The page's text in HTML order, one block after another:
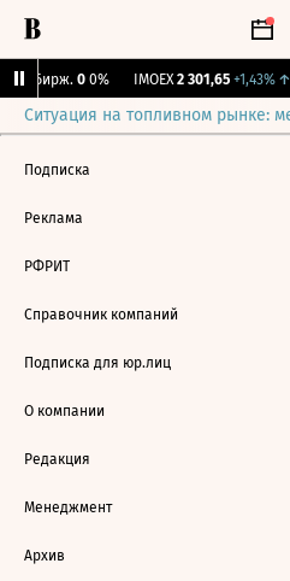
Бирж. 0 0% IMOEX 2 301,65 +1,43%↑
Ситуация на топливном рынке:
Подписка
Реклама
РФРИТ
Справочник компаний
Подписка для юр.лиц
О компании
Редакция
Менеджмент
Архив